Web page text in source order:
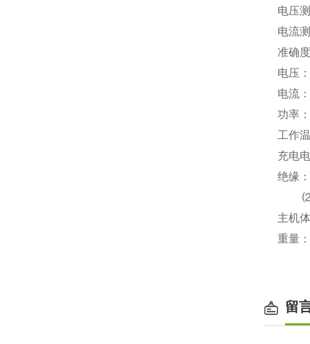
电压
电流
准确度
电压
电流
功率
工作
充电
绝缘
⑵、
主机
重量
留